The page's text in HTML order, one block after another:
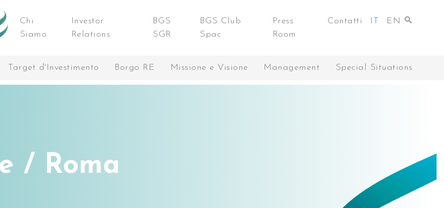
Chi
Siamo
Investor
Relations
BGS
SGR
BGS Club
Spac
Press
Room
Contatti IT EN
Target d'Investimento Borgo RE Missione e Visione Management Special Situations
/ Roma